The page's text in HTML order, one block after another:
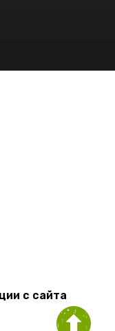
с сайта